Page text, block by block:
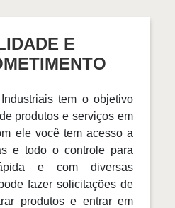
E
tem o objetivo
produtos e serviços em
ele você tem acesso a
e todo o controle para
e com diversas
fazer solicitações de
produtos e entrar em